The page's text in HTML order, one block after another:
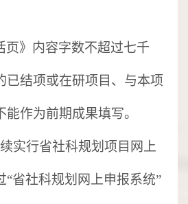
页》内容字数不超过七千
已结项或在研项目、与本项
能作为前期成果填写。
实行省社科规划项目网上
“省社科规划网上申报系统”